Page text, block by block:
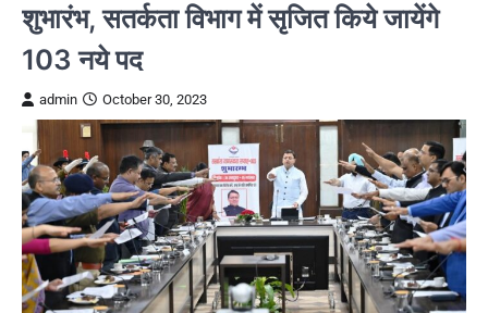
शुभारंभ, सतर्कता विभाग में सृजित किये जायेंगे
103 नये पद
admin October 30, 2023